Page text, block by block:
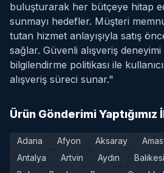
buluşturarak her bütçeye hitap
sunmayı hedefler. Müşteri
tutan hizmet anlayışıyla satış
sağlar. Güvenli alışveriş
bilgilendirme politikası ile
alışveriş süreci sunar."
Ürün Gönderimi Yaptığımız
Adana Afyon Aksaray
Antalya
Artvin Aydın